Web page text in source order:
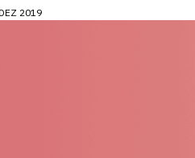
2019